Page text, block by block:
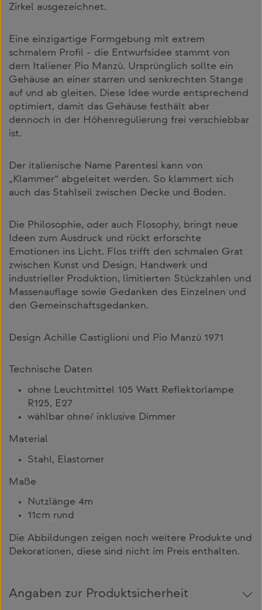
Zirkel ausgezeichnet.
Eine einzigartige Formgebung mit extrem
schmalem Profil - die Entwurfsidee stammt von
dem Italiener Pio Manzù. Ursprünglich sollte ein
Gehäuse an einer starren und senkrechten Stange
auf und ab gleiten. Diese Idee wurde entsprechend
optimiert, damit das Gehäuse festhält aber
dennoch in der Höhenregulierung frei verschiebbar
ist.
Der italienische Name Parentesi kann von
„Klammer“ abgeleitet werden. So klammert sich
auch das Stahlseil zwischen Decke und Boden.
Die Philosophie, oder auch Flosophy, bringt neue
Ideen zum Ausdruck und rückt erforschte
Emotionen ins Licht. Flos trifft den schmalen Grat
zwischen Kunst und Design, Handwerk und
industrieller Produktion, limitierten Stückzahlen und
Massenauflage sowie Gedanken des Einzelnen und
den Gemeinschaftsgedanken.
Design Achille Castiglioni und Pio Manzù 1971
Technische Daten
ohne Leuchtmittel 105 Watt Reflektorlampe
R125, E27
wählbar ohne/ inklusive Dimmer
Material
Stahl, Elastomer
Maße
Nutzlänge 4m
11cm rund
Die Abbildungen zeigen noch weitere Produkte und
Dekorationen, diese sind nicht im Preis enthalten.
Angaben zur Produktsicherheit